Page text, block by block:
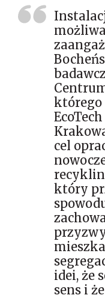
którego
cel
który
idei, że
sens i